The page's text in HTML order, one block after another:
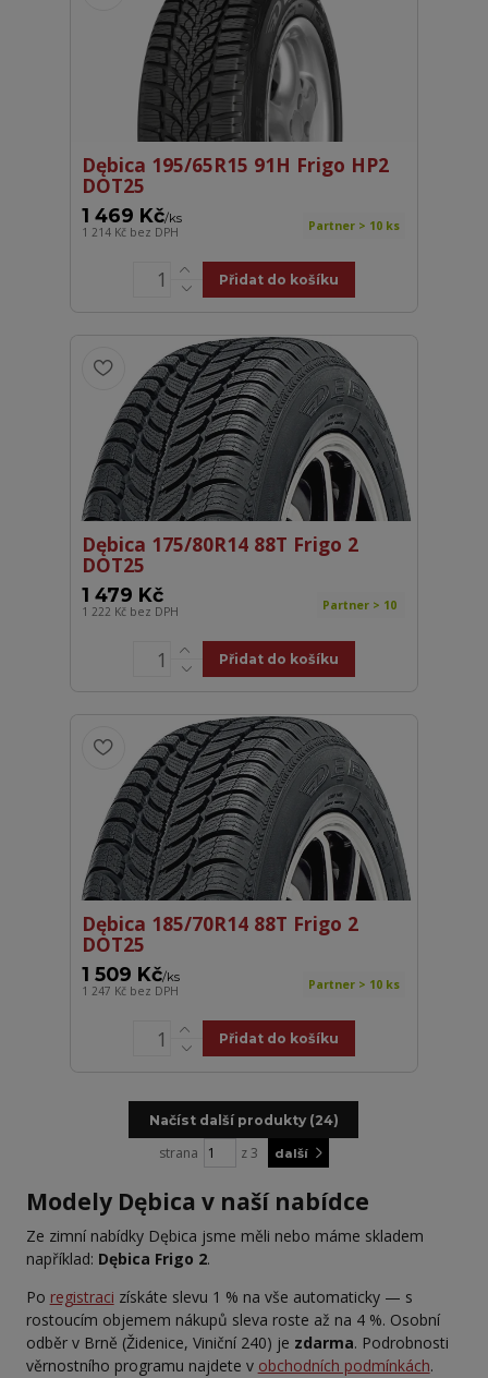
Dębica 195/65R15 91H Frigo HP2
DOT25
1 469 Kč/ks
1 214 Kč bez DPH Partner > 10 ks
Přidat do košíku
Dębica 175/80R14 88T Frigo 2
DOT25
1 479 Kč
1 222 Kč bez DPH Partner > 10
Přidat do košíku
Dębica 185/70R14 88T Frigo 2
DOT25
1 509 Kč/ks
1 247 Kč bez DPH Partner > 10 ks
Přidat do košíku
Načíst další produkty (24)
strana z 3 další
Modely Dębica v naší nabídce
Ze zimní nabídky Dębica jsme měli nebo máme skladem
například: Dębica Frigo 2.
Po registraci získáte slevu 1 % na vše automaticky — s
rostoucím objemem nákupů sleva roste až na 4 %. Osobní
odběr v Brně (Židenice, Viniční 240) je zdarma. Podrobnosti
věrnostního programu najdete v obchodních podmínkách.